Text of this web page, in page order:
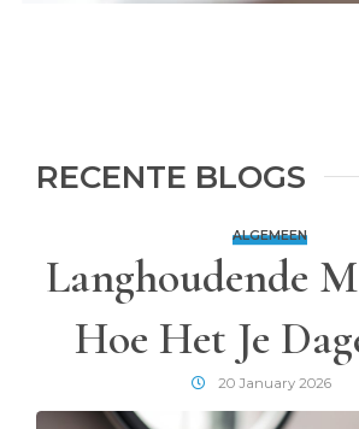
RECENTE BLOGS
ALGEMEEN
Langhoudende
Hoe Het Je
Routine20 January 2026